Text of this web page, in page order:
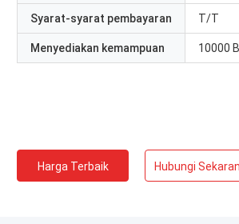
Syarat-syarat pembayaran T/T
Menyediakan kemampuan 10000
Harga Terbaik Hubungi